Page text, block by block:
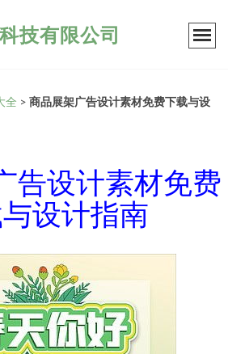
技有限公司
全 > 商品展架广告设计素材免费下载与设
告设计素材免费
设计指南